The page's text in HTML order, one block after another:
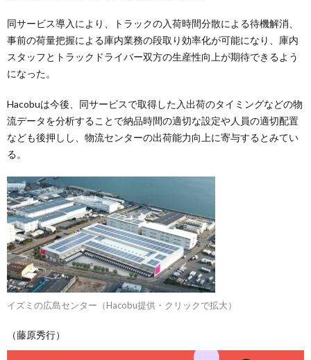
同サービス導入により、トラックの入荷時間分散による待機解消、
事前の荷量把握による庫内業務の段取り効率化が可能になり、庫内
スタッフとトラックドライバー双方の生産性向上が期待できるよう
になった。
Hacobuは今後、同サービスで取得した入出荷のタイミングなどの物
流データを分析することで納品時間の適切な設定や人員の適切配置
なども後押しし、物流センターの出荷能力向上に寄与するとみてい
る。
イズミの広島センター（Hacobu提供・クリックで拡大）
（藤原秀行）